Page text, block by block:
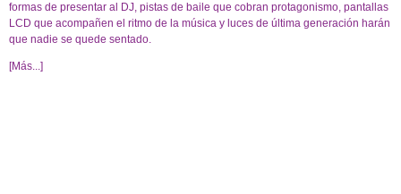
formas de presentar al DJ, pistas de baile que cobran protagonismo, pantallas
LCD que acompañen el ritmo de la música y luces de última generación harán
que nadie se quede sentado.
[Más...]